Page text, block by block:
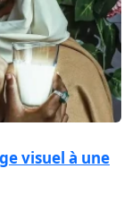
visuel à une